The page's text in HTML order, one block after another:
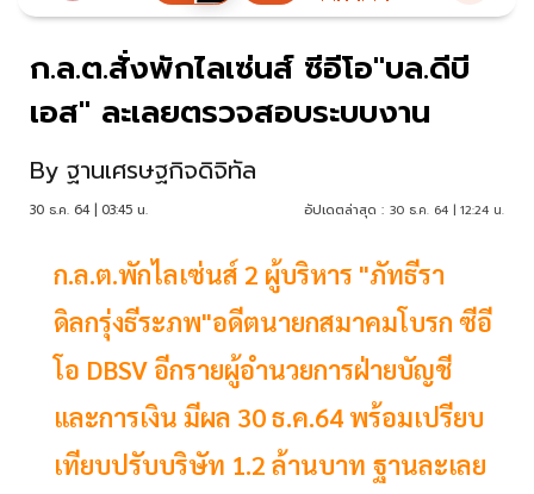
ก.ล.ต.สั่งพักไลเซ่นส์ ซีอีโอ"บล.ดีบี
เอส" ละเลยตรวจสอบระบบงาน
By ฐานเศรษฐกิจดิจิทัล
30 ธ.ค. 64 | 03:45 น. อัปเดตล่าสุด : 30 ธ.ค. 64 | 12:24 น.
ก.ล.ต.พักไลเซ่นส์ 2 ผู้บริหาร "ภัทธีรา
ดิลกรุ่งธีระภพ"อดีตนายกสมาคมโบรก ซีอี
โอ DBSV อีกรายผู้อำนวยการฝ่ายบัญชี
และการเงิน มีผล 30 ธ.ค.64 พร้อมเปรียบ
เทียบปรับบริษัท 1.2 ล้านบาท ฐานละเลย